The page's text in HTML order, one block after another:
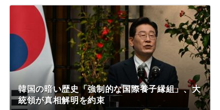
韓国の暗い歴史「強制的な国際養子縁組」、大
統領が真相解明を約束